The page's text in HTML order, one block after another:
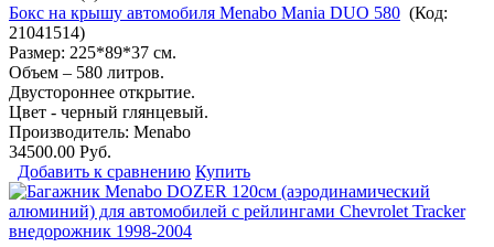
Бокс на крышу автомобиля Menabo Mania DUO 580 (Код:
21041514)
Размер: 225*89*37 см.
Объем – 580 литров.
Двустороннее открытие.
Цвет - черный глянцевый.
Производитель: Menabo
34500.00 Руб.
Добавить к сравнению Купить